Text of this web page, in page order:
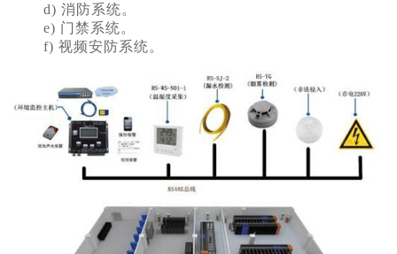
d) 消防系统。
e) 门禁系统。
f) 视频安防系统。